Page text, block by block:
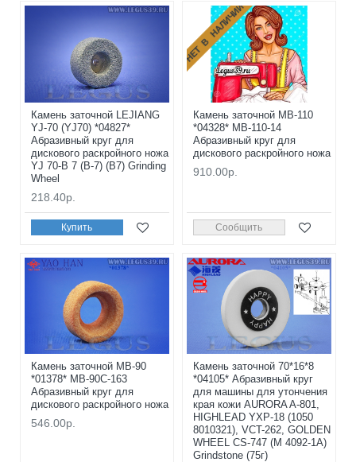
Камень заточной LEJIANG
YJ-70 (YJ70) *04827*
Абразивный круг для
дискового раскройного ножа
YJ 70-B 7 (B-7) (B7) Grinding
Wheel
218.40р.
Купить
НЕТ В НАЛИЧИИ
Камень заточной MB-110
*04328* MB-110-14
Абразивный круг для
дискового раскройного ножа
910.00р.
Сообщить
Камень заточной MB-90
*01378* MB-90C-163
Абразивный круг для
дискового раскройного ножа
546.00р.
Камень заточной 70*16*8
*04105* Абразивный круг
для машины для утончения
края кожи AURORA A-801,
HIGHLEAD YXP-18 (1050
8010321), VCT-262, GOLDEN
WHEEL CS-747 (M 4092-1A)
Grindstone (75г)